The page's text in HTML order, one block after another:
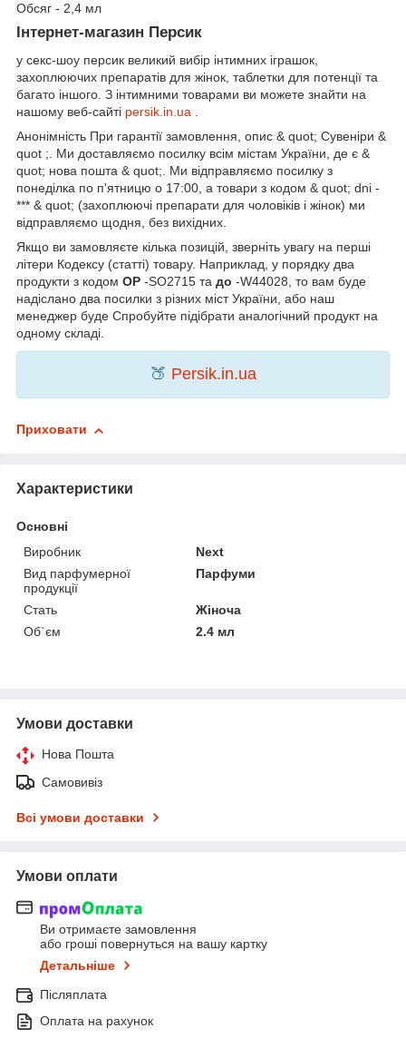
Обсяг - 2,4 мл
Інтернет-магазин Персик
у секс-шоу персик великий вибір інтимних іграшок,
захоплюючих препаратів для жінок, таблетки для потенції та
багато іншого. З інтимними товарами ви можете знайти на
нашому веб-сайті persik.in.ua
Анонімність При гарантії замовлення, опис & quot; Сувеніри &
quot ;. Ми доставляємо посилку всім містам України, де є &
quot; нова пошта & quot;. Ми відправляємо посилку з
понеділка по п'ятницю о 17:00, а товари з кодом & quot; dni -
*** & quot; (захоплюючі препарати для чоловіків і жінок) ми
відправляємо щодня, без вихідних.
Якщо ви замовляєте кілька позицій, зверніть увагу на перші
літери Кодексу (статті) товару. Наприклад, у порядку два
продукти з кодом OP -SO2715 та до -W44028, то вам буде
надіслано два посилки з різних міст України, або наш
менеджер буде Спробуйте підібрати аналогічний продукт на
одному складі.
🍑 Persik.in.ua
Приховати
Характеристики
Основні
Виробник
Next
Вид парфумерної
продукції
Парфуми
Стать
Жіноча
Об`єм
2.4 мл
Умови доставки
Нова Пошта
Самовивіз
Всі умови доставки
Умови оплати
Ви отримаєте замовлення
або гроші повернуться на вашу картку
Детальніше
Післяплата
Оплата на рахунок